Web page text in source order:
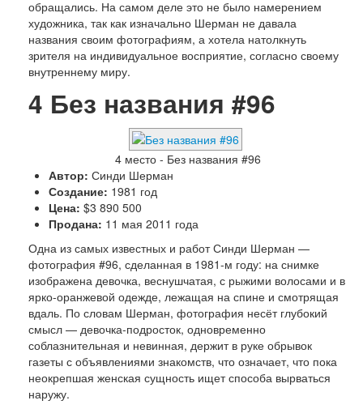
обращались. На самом деле это не было намерением
художника, так как изначально Шерман не давала
названия своим фотографиям, а хотела натолкнуть
зрителя на индивидуальное восприятие, согласно своему
внутреннему миру.
4 Без названия #96
4 место - Без названия #96
Автор: Синди Шерман
Создание: 1981 год
Цена: $3 890 500
Продана: 11 мая 2011 года
Одна из самых известных и работ Синди Шерман —
фотография #96, сделанная в 1981-м году: на снимке
изображена девочка, веснушчатая, с рыжими волосами и в
ярко-оранжевой одежде, лежащая на спине и смотрящая
вдаль. По словам Шерман, фотография несёт глубокий
смысл — девочка-подросток, одновременно
соблазнительная и невинная, держит в руке обрывок
газеты с объявлениями знакомств, что означает, что пока
неокрепшая женская сущность ищет способа вырваться
наружу.